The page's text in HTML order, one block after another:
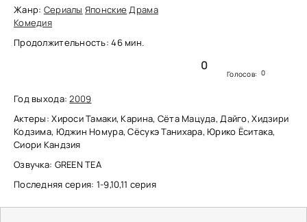
Жанр: Сериалы Японские Драма
Комедия
Продолжительность: 46 мин.
0
Голосов: 0
Год выхода:2009
Актеры: Хироси Тамаки, Карина, Сёта Мацуда, Дайго, Хидзири
Кодзима, Юджин Номура, Сёсукэ Танихара, Юрико Ёситака,
Сиори Кандзия
Озвучка: GREEN TEA
Последняя серия: 1-9,10,11 серия